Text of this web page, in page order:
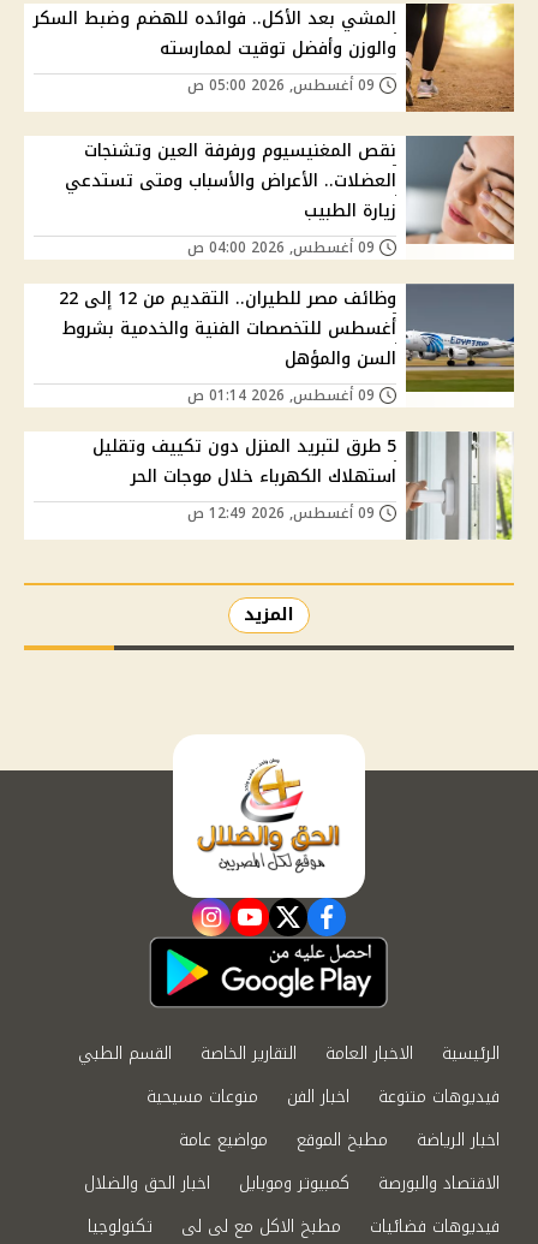
المشي بعد الأكل.. فوائده للهضم وضبط السكر
والوزن وأفضل توقيت لممارسته
نقص المغنيسيوم ورفرفة العين وتشنجات
العضلات.. الأعراض والأسباب ومتى تستدعي
زيارة الطبيب
وظائف مصر للطيران.. التقديم من 12 إلى 22
أغسطس للتخصصات الفنية والخدمية بشروط
السن والمؤهل
5 طرق لتبريد المنزل دون تكييف وتقليل
استهلاك الكهرباء خلال موجات الحر
المزيد
facebook
twitter
youtube
instagram
الرئيسية الاخبار العامة التقارير الخاصة
القسم الطبي
فيديوهات متنوعة
اخبار الفن
منوعات مسيحية
اخبار الرياضة
مطبخ الموقع
مواضيع عامة
الاقتصاد والبورصة
كمبيوتر وموبايل
اخبار الحق والضلال
فيديوهات فضائيات
مطبخ الاكل مع لى لى تكنولوجيا